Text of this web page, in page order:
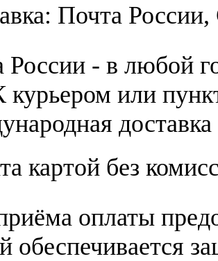
Почта
России - в любой
или
картой без
оплаты
обеспечивается